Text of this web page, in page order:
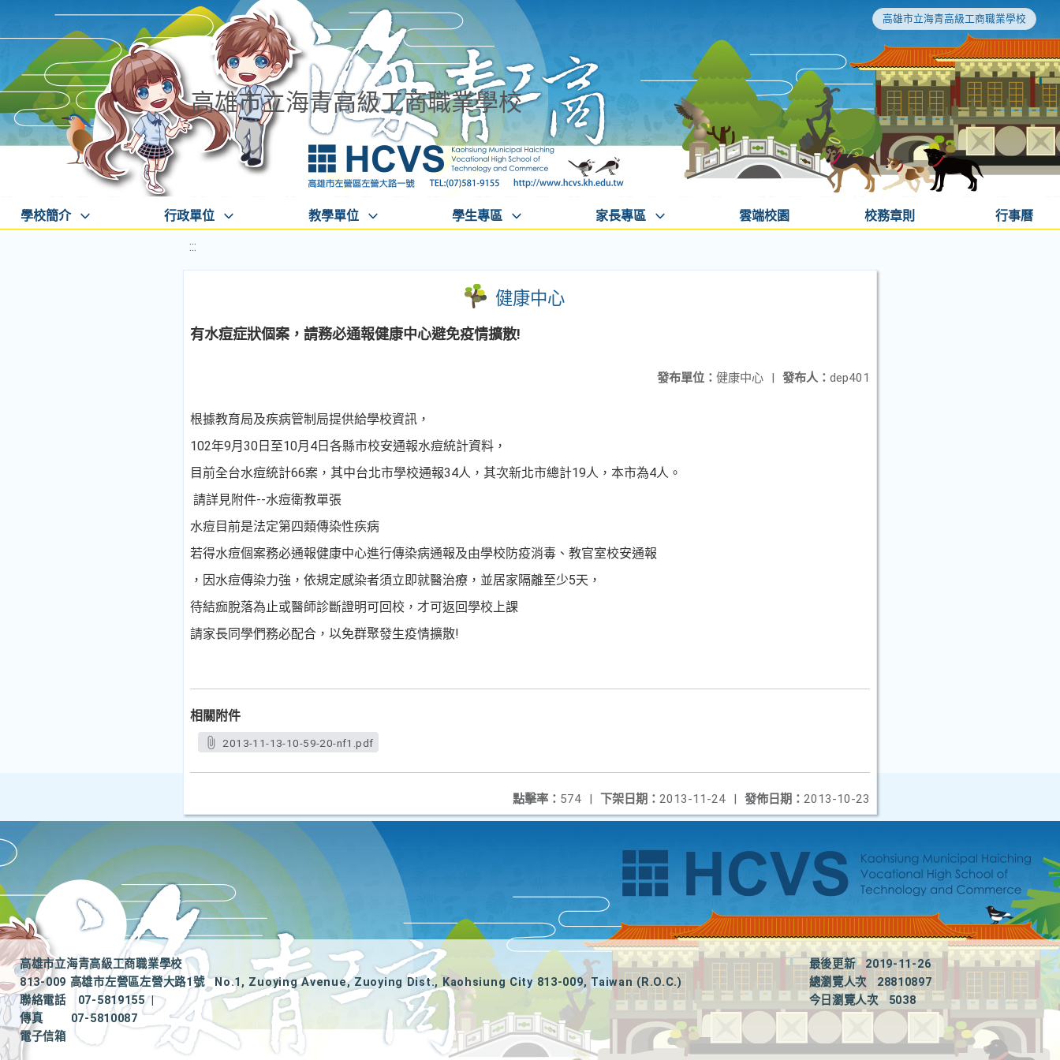
高雄市立海青高級工商職業學校
高雄市立海青高級工商職業學校
學校簡介 行政單位 教學單位 學生專區 家長專區 雲端校園 校務章則 行事曆
:::
健康中心
有水痘症狀個案，請務必通報健康中心避免疫情擴散!
發布人： dep401
發布單位： 健康中心 |
根據教育局及疾病管制局提供給學校資訊，
102年9月30日至10月4日各縣市校安通報水痘統計資料，
目前全台水痘統計66案，其中台北市學校通報34人，其次新北市總計19人，本市為4人。
請詳見附件--水痘衛教單張
水痘目前是法定第四類傳染性疾病
若得水痘個案務必通報健康中心進行傳染病通報及由學校防疫消毒、教官室校安通報
，因水痘傳染力強，依規定感染者須立即就醫治療，並居家隔離至少5天，
待結痂脫落為止或醫師診斷證明可回校，才可返回學校上課
請家長同學們務必配合，以免群聚發生疫情擴散!
相關附件
2013-11-13-10-59-20-nf1.pdf
發佈日期： 2013-10-23
下架日期： 2013-11-24 |
點擊率： 574 |
高雄市立海青高級工商職業學校
813-009 高雄市左營區左營大路1號
No.1, Zuoying Avenue, Zuoying Dist., Kaohsiung City 813-009, Taiwan (R.O.C.)
聯絡電話
07-5819155
|
傳真
07-5810087
電子信箱
最後更新
2019-11-26
總瀏覽人次
28810897
今日瀏覽人次
5038